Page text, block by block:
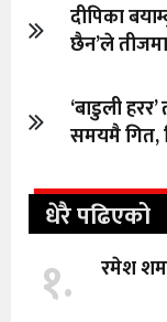
दीपिका
छैन’ले
‘बाडुली
समयमै गित,
धेरै पढिएको
१. रमेश